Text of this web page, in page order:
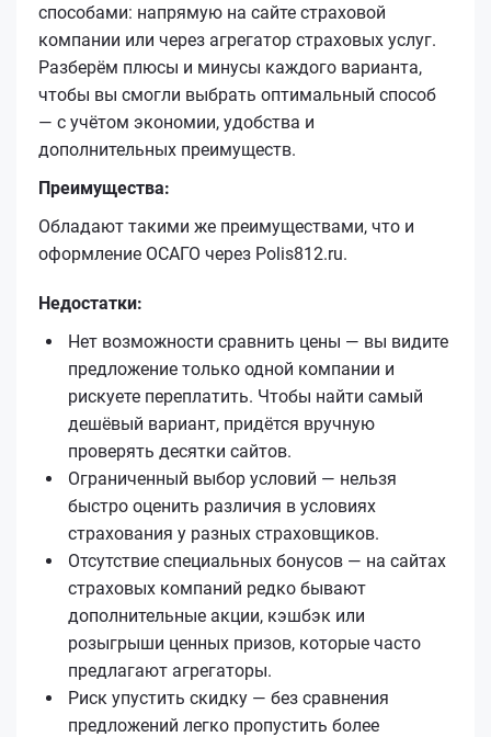
способами: напрямую на сайте страховой
компании или через агрегатор страховых услуг.
Разберём плюсы и минусы каждого варианта,
чтобы вы смогли выбрать оптимальный способ
— с учётом экономии, удобства и
дополнительных преимуществ.
Преимущества:
Обладают такими же преимуществами, что и
оформление ОСАГО через Polis812.ru.
Недостатки:
Нет возможности сравнить цены — вы видите
предложение только одной компании и
рискуете переплатить. Чтобы найти самый
дешёвый вариант, придётся вручную
проверять десятки сайтов.
Ограниченный выбор условий — нельзя
быстро оценить различия в условиях
страхования у разных страховщиков.
Отсутствие специальных бонусов — на сайтах
страховых компаний редко бывают
дополнительные акции, кэшбэк или
розыгрыши ценных призов, которые часто
предлагают агрегаторы.
Риск упустить скидку — без сравнения
предложений легко пропустить более